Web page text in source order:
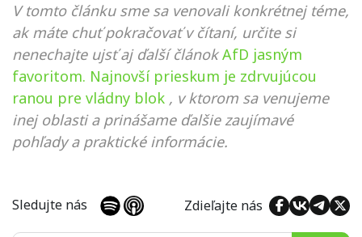
V tomto článku sme sa venovali konkrétnej téme,
ak máte chuť pokračovať v čítaní, určite si
nenechajte ujsť aj ďalší článok AfD jasným
favoritom. Najnovší prieskum je zdrvujúcou
ranou pre vládny blok , v ktorom sa venujeme
inej oblasti a prinášame ďalšie zaujímavé
pohľady a praktické informácie.
Sledujte nás Zdieľajte nás